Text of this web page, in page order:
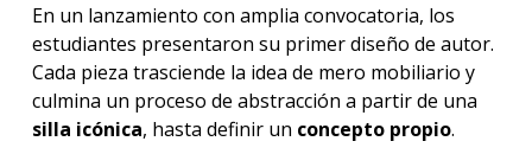
En un lanzamiento con amplia convocatoria, los
estudiantes presentaron su primer diseño de autor.
Cada pieza trasciende la idea de mero mobiliario y
culmina un proceso de abstracción a partir de una
silla icónica, hasta definir un concepto propio.